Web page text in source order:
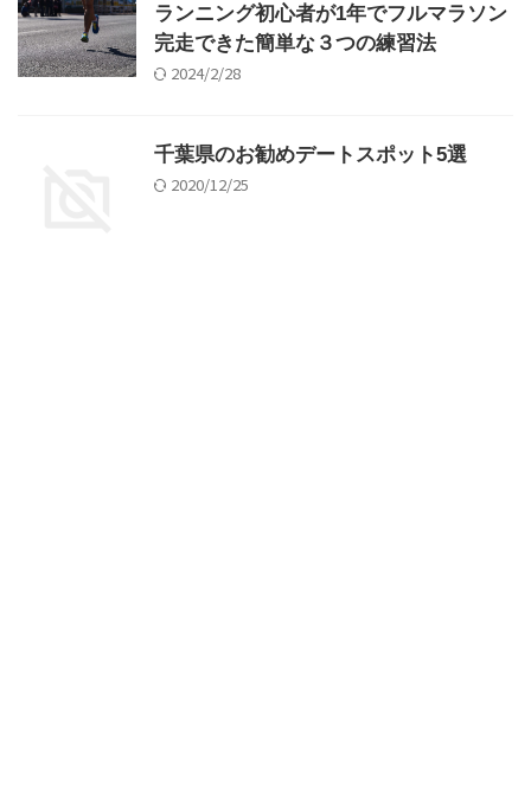
ランニング初心者が1年でフルマラソン
完走できた簡単な３つの練習法
2024/2/28
千葉県のお勧めデートスポット5選
2020/12/25